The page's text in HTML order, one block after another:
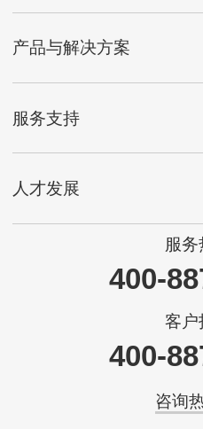
产品与解决方案
服务支持
人才发展
服
400-
客户
400-
咨询